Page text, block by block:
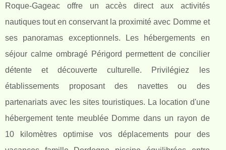
Roque-Gageac offre un accès direct aux activités
nautiques tout en conservant la proximité avec Domme et
ses panoramas exceptionnels. Les hébergements en
séjour calme ombragé Périgord permettent de concilier
détente et découverte culturelle. Privilégiez les
établissements proposant des navettes ou des
partenariats avec les sites touristiques. La location d'une
hébergement tente meublée Domme dans un rayon de
10 kilomètres optimise vos déplacements pour des